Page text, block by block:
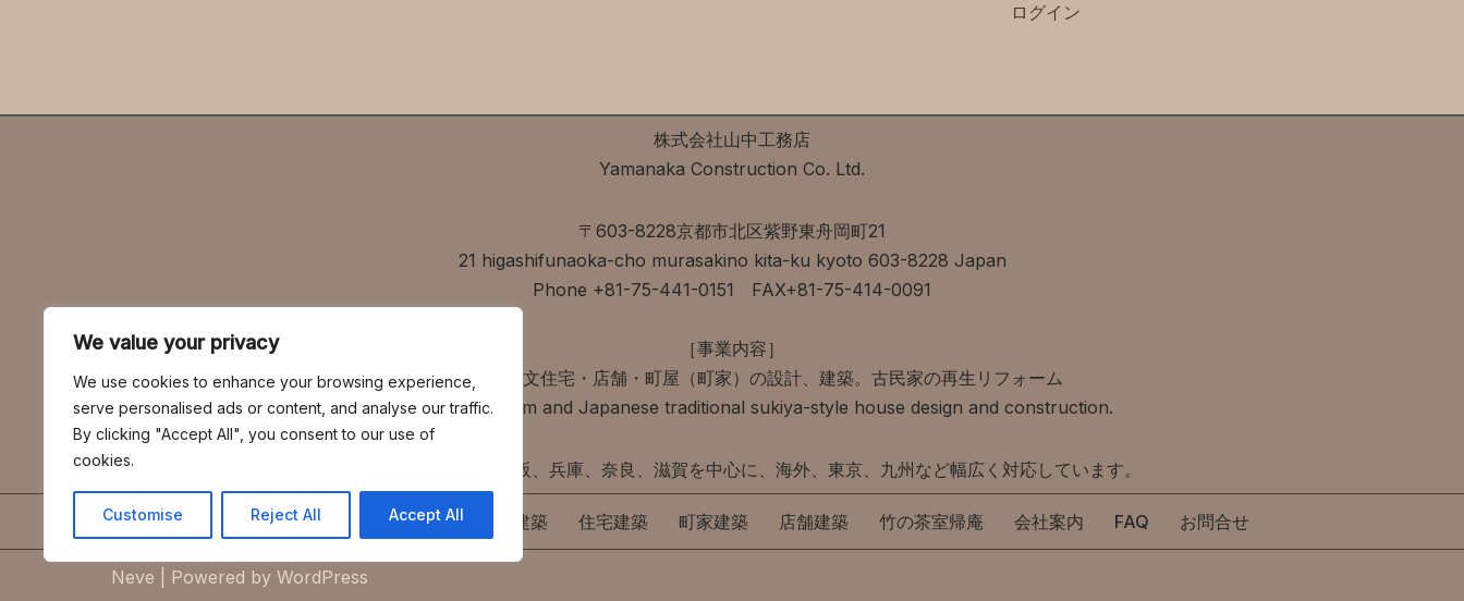
We value your privacy
We use cookies to enhance your browsing experience,
serve personalised ads or content, and analyse our traffic.
By clicking "Accept All", you consent to our use of
cookies.
Customise Reject All Accept All
ログイン
株式会社山中工務店
Yamanaka Construction Co. Ltd.
〒603-8228京都市北区紫野東舟岡町21
21 higashifunaoka-cho murasakino kita-ku kyoto 603-8228 Japan
Phone +81-75-441-0151 FAX+81-75-414-0091
［事業内容］
社寺・茶室・注文住宅・店舗・町屋（町家）の設計、建築。古民家の再生リフォーム
A tea-ceremony room and Japanese traditional sukiya-style house design and construction.
営業エリアは、京都、大阪、兵庫、奈良、滋賀を中心に、海外、東京、九州など幅広く対応しています。
HOME BLOG 社寺建築 茶室建築 住宅建築 町家建築 店舗建築 竹の茶室帰庵 会社案内 FAQ お問合せ
Neve | Powered by WordPress